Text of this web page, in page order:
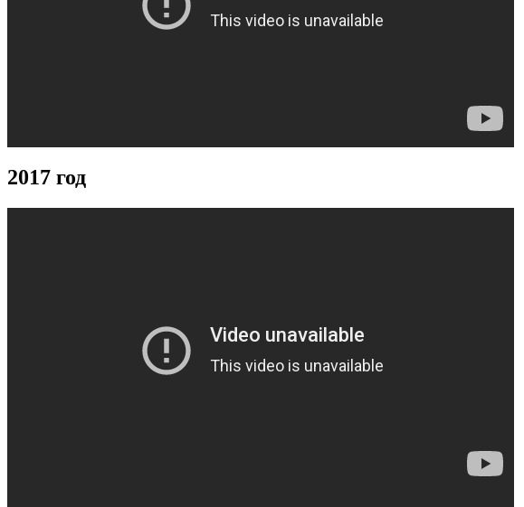
2017 год